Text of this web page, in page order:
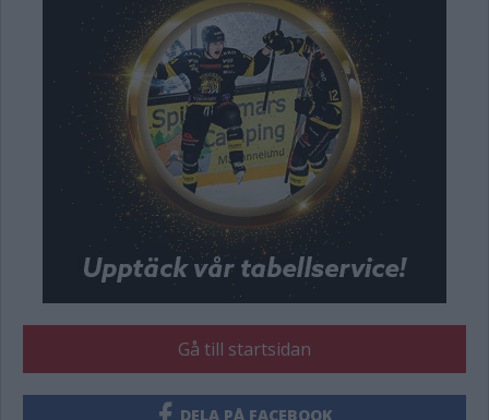
Gå till startsidan
DELA PÅ FACEBOOK